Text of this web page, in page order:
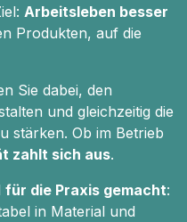
Arbeitsleben besser
Produkten, auf die
Sie dabei, den
und gleichzeitig die
stärken. Ob im Betrieb
zahlt sich aus.
für die Praxis gemacht:
in Material und